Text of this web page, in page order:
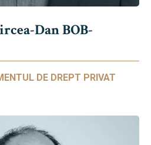
Dan BOB-
DE DREPT PRIVAT